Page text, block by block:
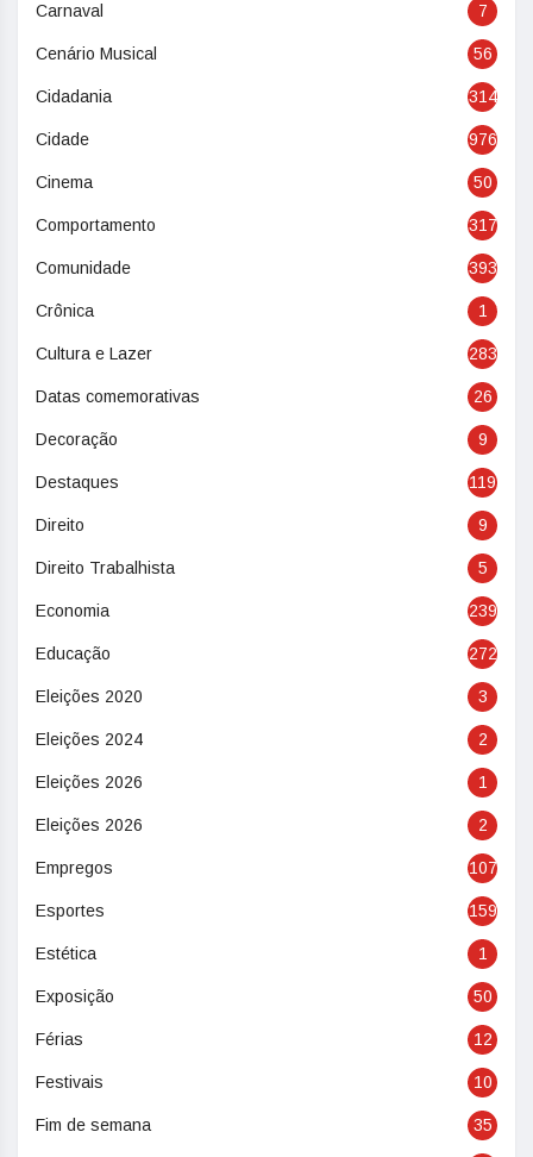
Carnaval 7
Cenário Musical 56
Cidadania 314
Cidade 976
Cinema 50
Comportamento 317
Comunidade 393
Crônica 1
Cultura e Lazer 283
Datas comemorativas 26
Decoração 9
Destaques 119
Direito 9
Direito Trabalhista 5
Economia 239
Educação 272
Eleições 2020 3
Eleições 2024 2
Eleições 2026 1
Eleições 2026 2
Empregos 107
Esportes 159
Estética 1
Exposição 50
Férias 12
Festivais 10
Fim de semana 35